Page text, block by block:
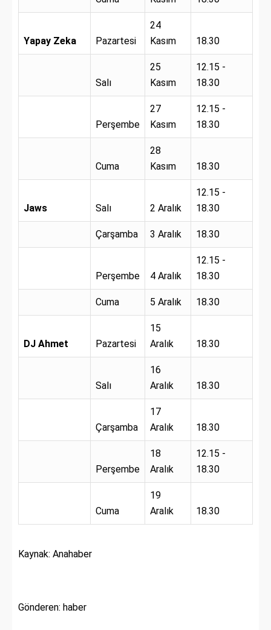
Yapay Zeka Pazartesi
24
Kasım
18.30
Salı
25
Kasım
12.15 -
18.30
Perşembe
27
Kasım
12.15 -
18.30
Cuma
28
Kasım
18.30
Jaws Salı 2 Aralık
12.15 -
18.30
Çarşamba 3 Aralık 18.30
Perşembe 4 Aralık
12.15 -
18.30
Cuma 5 Aralık 18.30
DJ Ahmet Pazartesi
15
Aralık
18.30
Salı
16
Aralık
18.30
Çarşamba
17
Aralık
18.30
Perşembe
18
Aralık
12.15 -
18.30
Cuma
19
Aralık
18.30
Kaynak: Anahaber
Gönderen: haber